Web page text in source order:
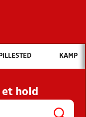
vil du søge efter?
OG NYHEDER
KLUBBER OG
KAMP
et hold